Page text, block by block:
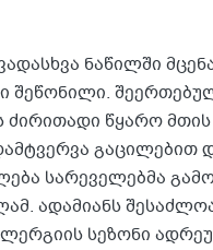
ნაწილში
შეწონილი.
ძირითადი წყარო
გაცილებით
სარეველებმა
ადამიანს
სეზონი